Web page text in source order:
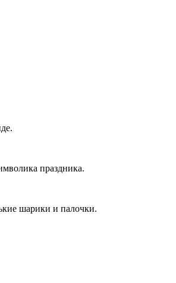
праздника.
шарики и палочки.